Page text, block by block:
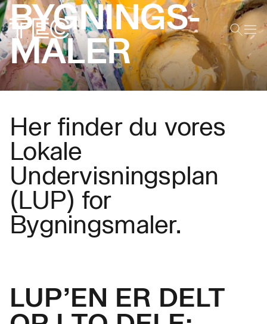
BYGNINGS­
MALER
Her finder du vores
Lokale
Undervisningsplan
(LUP) for
Bygningsmaler.
LUP’EN ER DELT